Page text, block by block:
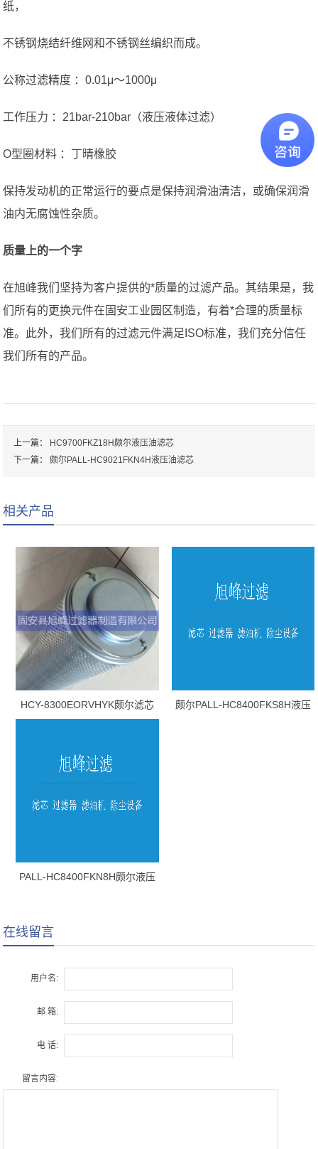
纸，
不锈钢烧结纤维网和不锈钢丝编织而成。
公称过滤精度 ：0.01μ〜1000μ
工作压力 ：21bar-210bar（液压液体过滤）
O型圈材料 ：丁晴橡胶
保持发动机的正常运行的要点是保持润滑油清洁，或确保润滑
油内无腐蚀性杂质。
质量上的一个字
在旭峰我们坚持为客户提供的*质量的过滤产品。其结果是，我
们所有的更换元件在固安工业园区制造，有着*合理的质量标
准。此外，我们所有的过滤元件满足ISO标准，我们充分信任
我们所有的产品。
上一篇：
HC9700FKZ18H颇尔液压油滤芯
下一篇：颇尔PALL-HC9021FKN4H液压油滤芯
相关产品
HCY-8300EORVHYK颇尔滤芯
颇尔PALL-HC8400FKS8H液压
PALL-HC8400FKN8H颇尔液压
在线留言
用户名:
邮 箱:
电 话:
留言内容: